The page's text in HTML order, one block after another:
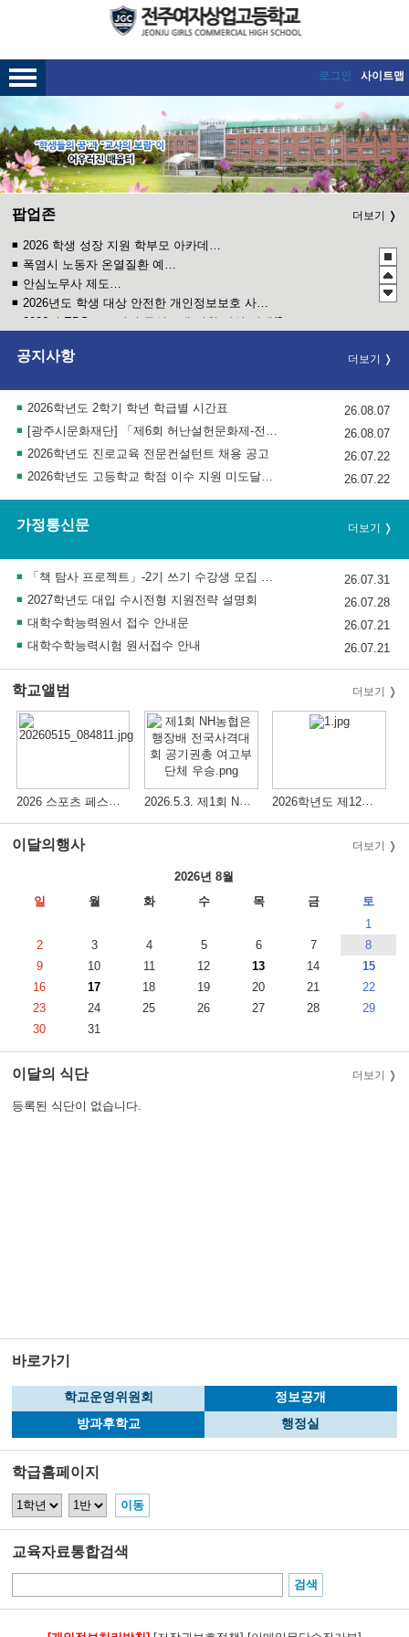
메인메뉴 바로가기
본문내용 바로가기
로그인 사이트맵
팝업존 더보기
2027학년도 EBS 수능연계교재 정오표 안내
2026년 EBS 고교강의 무상교재 지원 사업 안내(2학기 2차)
2026년도 학생 대상 안전한 개인정보보호 사례 공모전
안심노무사 제도 홍보
폭염시 노동자 온열질환 예방수칙
2026 학생 성장 지원 학부모 아카데미 운영
공지사항 더보기
2026학년도 2학기 학년 학급별 시간표
26.08.07
[광주시문화재단] 「제6회 허난설헌문화제-전국 청소년 백일장 공모전」안내
26.08.07
2026학년도 진로교육 전문컨설턴트 채용 공고
26.07.22
2026학년도 고등학교 학점 이수 지원 미도달과정 안내
26.07.22
가정통신문 더보기
「책 탐사 프로젝트」-2기 쓰기 수강생 모집 안내
26.07.31
2027학년도 대입 수시전형 지원전략 설명회
26.07.28
대학수학능력원서 접수 안내문
26.07.21
대학수학능력시험 원서접수 안내
26.07.21
학교앨범 더보기
2026 스포츠 페스티벌(Sports Festival) 행사 2026.5.3. 제1회 NH농협은행장배 전국사격대회 공기권총 여고부 단체 우승 2026학년도 제12주기 4.16 세월호 참사 희생자 추념 행사
이달의행사 더보기
2026년 8월
일
월 화 수 목 금
토
1
2
3 4 5 6 7
8
9
10 11 12 13 14
15
16
17 18 19 20 21
22
23
24 25 26 27 28
29
30
31
이달의 식단 더보기
등록된 식단이 없습니다.
바로가기
학교운영위원회
정보공개
방과후학교
행정실
학급홈페이지
교육자료통합검색